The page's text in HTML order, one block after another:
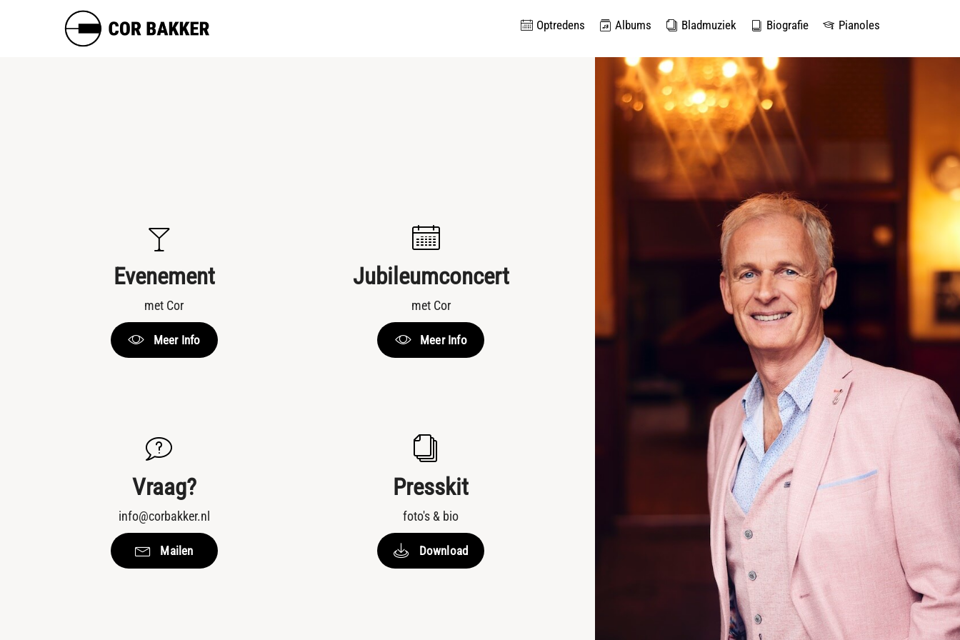
Optredens Albums Bladmuziek Biografie Pianoles
Evenement
met Cor
Meer Info
Jubileumconcert
met Cor
Meer Info
Vraag?
info@corbakker.nl
Mailen
Presskit
foto's & bio
Download